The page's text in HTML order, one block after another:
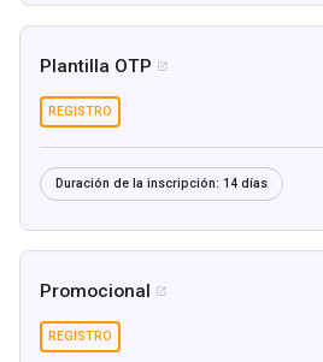
Plantilla OTP 
REGISTRO
Duración de la inscripción: 14 días
Promocional 
REGISTRO